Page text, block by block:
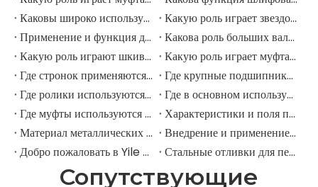
Каковы широко используемые аксессуары в шлифовальной мельнице?
Какую роль играет звездочка в горнодобывающем экскаваторе?
Применение и функция дорожных роликов в горнодобывающих экскаваторах
Какова роль больших валов в горнодобывающих экскаваторах?
Какую роль играют шкивы в крупных горнодобывающих экскаваторах?
Какую роль играет муфта в горнодобывающем экскаваторе?
Где стронок применяются в горнодобывающем оборудовании?
Где крупные подшипники применяются в механическом оборудовании?
Где ролики используются в крупномасштабном механическом оборудовании?
Где в основном используются промышленные шкивы?
Где муфты используются в промышленном поле?
Характеристики и поля применения шестерни для елочки
Материал металлических передач
Внедрение и применение прямозубых передач.
Добро пожаловать в Yile Machinery
Стальные отливки для передач
Сопутствующие